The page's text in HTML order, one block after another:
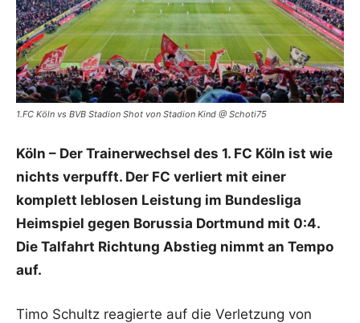
1.FC Köln vs BVB Stadion Shot von Stadion Kind @ Schoti75
Köln – Der Trainerwechsel des 1. FC Köln ist wie
nichts verpufft. Der FC verliert mit einer
komplett leblosen Leistung im Bundesliga
Heimspiel gegen Borussia Dortmund mit 0:4.
Die Talfahrt Richtung Abstieg nimmt an Tempo
auf.
Timo Schultz reagierte auf die Verletzung von